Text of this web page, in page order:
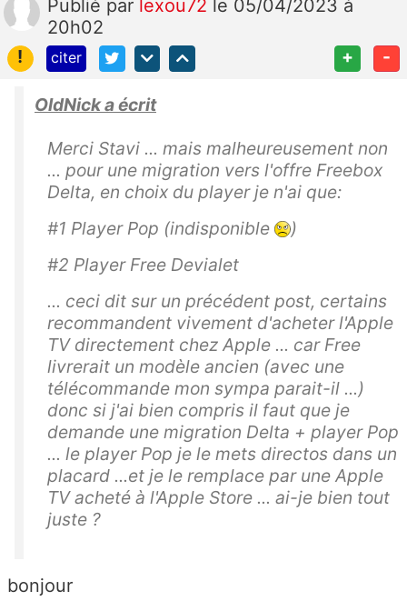
Publié par lexou72 le 05/04/2023 à
20h02
!
citer + -
OldNick a écrit
Merci Stavi ... mais malheureusement non
... pour une migration vers l'offre Freebox
Delta, en choix du player je n'ai que:
#1 Player Pop (indisponible
)
#2 Player Free Devialet
... ceci dit sur un précédent post, certains
recommandent vivement d'acheter l'Apple
TV directement chez Apple ... car Free
livrerait un modèle ancien (avec une
télécommande mon sympa parait-il ...)
donc si j'ai bien compris il faut que je
demande une migration Delta + player Pop
... le player Pop je le mets directos dans un
placard ...et je le remplace par une Apple
TV acheté à l'Apple Store ... ai-je bien tout
juste ?
bonjour